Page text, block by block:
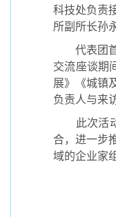
科技处负责
所副所长孙
代表团
交流座谈期
展》《城镇
负责人与来
此次活
合，进一步
域的企业家